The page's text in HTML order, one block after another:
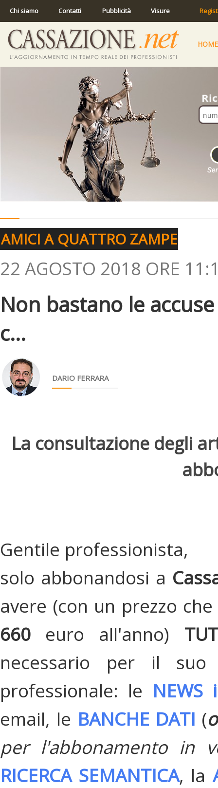
Chi siamo Contatti Pubblicità Visure
HOME
AMICI A QUATTRO ZAMPE
22 AGOSTO 2018 ORE
Non bastano le
c...
DARIO FERRARA
La consultazione degli
Gentile professionista,
solo abbonandosi a
avere (con un prezzo
660 euro all'anno)
necessario per il suo
professionale: le
email, le BANCHE DATI (
per l'abbonamento in
RICERCA SEMANTICA, la